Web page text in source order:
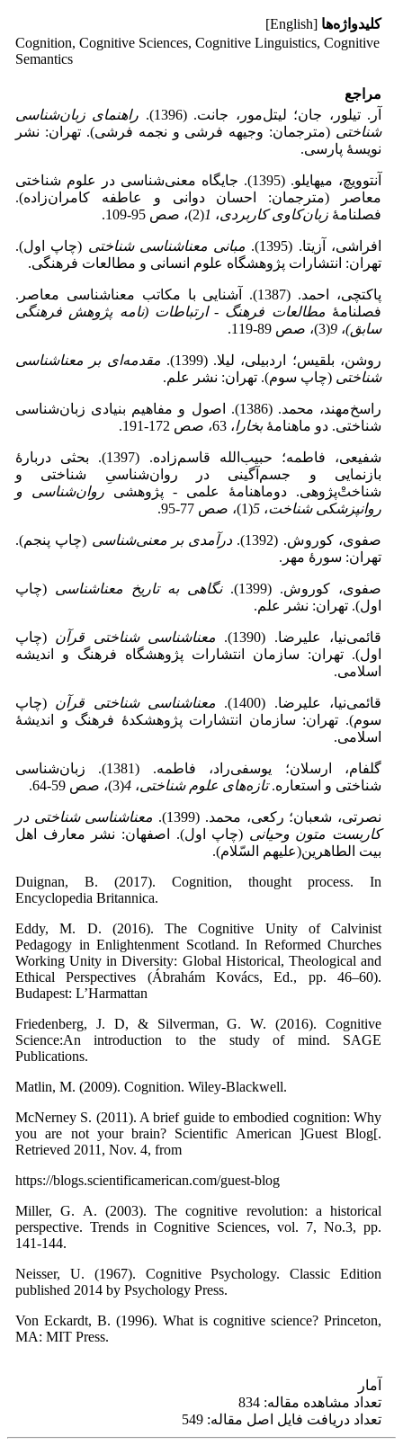
کلیدواژه‌ها [English]
Cognition, Cognitive Sciences, Cognitive Linguistics, Cognitive
Semantics
مراجع
آر. تیلور، جان؛ لیتل‌مور، جانت. (1396).
راهنمای زبانشناسی
شناختی (مترجمان: وجیهه فرشی و نجمه فرشی). تهران: نشر
نویسۀ پارسی.
آنتوویچ، میهایلو. (1395). جایگاه معنی‌شناسی در علوم شناختی
معاصر (مترجمان: احسان دوانی و عاطفه کامران‌زاده).
فصلنامۀ زبانکاوی کاربردی، 1(2)، صص 95‑109.
افراشی، آزیتا. (1395). مبانی معناشناسی شناختی (چاپ اول).
تهران: انتشارات پژوهشگاه علوم انسانی و مطالعات فرهنگی.
پاکتچی، احمد. (1387). آشنایی با مکاتب معناشناسی معاصر.
فصلنامۀ مطالعات فرهنگ -ارتباطات (نامه پژوهش فرهنگی
سابق)، 9(3)، صص 89‑119.
روشن، بلقیس؛ اردبیلی، لیلا. (1399).
مقدمه‌ای بر معناشناسی
شناختی (چاپ سوم). تهران: نشر علم.
راسخ‌مهند، محمد. (1386). اصول و مفاهیم بنیادی زبان‌شناسی
شناختی. دو ماهنامۀبخارا، 63، صص 172‑191.
شفیعی، فاطمه؛ حبیب‌الله قاسم‌زاده. (1397). بحثی دربارۀ
بازنمایی و جسم‌آگینی در روان‌شناسیِ شناختی و
شناختْ‌پژوهی. دوماهنامۀ علمی - پژوهشی روان‌شناسی و
روانپزشکی شناخت، 5(1)، صص 77‑95.
صفوی، کوروش. (1392). درآمدی بر معنیشناسی (چاپ پنجم).
تهران: سورۀ مهر.
صفوی، کوروش. (1399). نگاهی به تاریخ معناشناسی (چاپ
اول). تهران: نشر علم.
قائمی‌نیا، علیرضا. (1390). معناشناسی شناختی قرآن (چاپ
اول). تهران: سازمان انتشارات پژوهشگاه فرهنگ و اندیشه
اسلامی.
قائمی‌نیا، علیرضا. (1400). معناشناسی شناختی قرآن (چاپ
سوم). تهران: سازمان انتشارات پژوهشکدۀ فرهنگ و اندیشۀ
اسلامی.
گلفام، ارسلان؛ یوسفی‌راد، فاطمه. (1381). زبان‌شناسی
شناختی و استعاره.تازههای علوم شناختی، 4(3)، صص 59‑64.
نصرتی، شعبان؛ رکعی، محمد. (1399).
معناشناسی شناختی در
کاربست متون وحیانی (چاپ اول). اصفهان: نشر معارف اهل
بیت الطاهرین(علیهم السّلام).
Duignan, B. (2017). Cognition, thought process. In
Encyclopedia Britannica.
Eddy, M. D. (2016). The Cognitive Unity of Calvinist
Pedagogy in Enlightenment Scotland. In Reformed Churches
Working Unity in Diversity: Global Historical, Theological and
Ethical Perspectives (Ábrahám Kovács, Ed., pp. 46–60).
Budapest: L’Harmattan
Friedenberg, J. D, & Silverman, G. W. (2016). Cognitive
Science:An introduction to the study of mind. SAGE
Publications.
Matlin, M. (2009). Cognition. Wiley-Blackwell.
McNerney S. (2011). A brief guide to embodied cognition: Why
you are not your brain? Scientific American ]Guest Blog[.
Retrieved 2011, Nov. 4, from
https://blogs.scientificamerican.com/guest-blog
Miller, G. A. (2003). The cognitive revolution: a historical
perspective. Trends in Cognitive Sciences, vol. 7, No.3, pp.
141-144.
Neisser, U. (1967). Cognitive Psychology. Classic Edition
published 2014 by Psychology Press.
Von Eckardt, B. (1996). What is cognitive science? Princeton,
MA: MIT Press.
آمار
تعداد مشاهده مقاله: 834
تعداد دریافت فایل اصل مقاله: 549